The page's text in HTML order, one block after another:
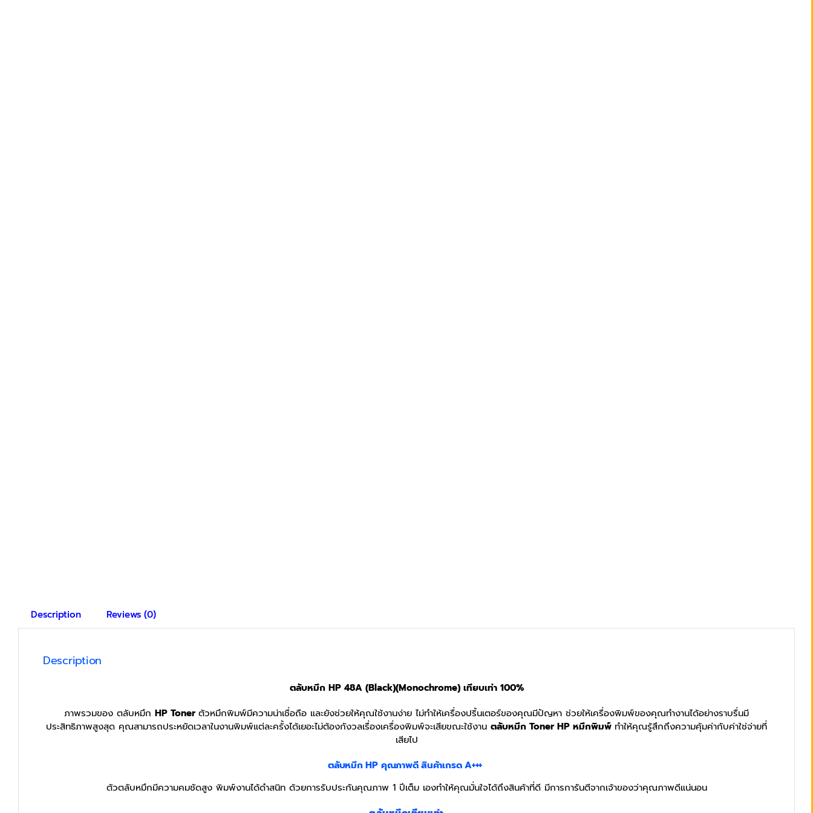
Description Reviews (0)
Description
ตลับหมึก HP 48A (Black)(Monochrome) เทียบเท่า 100%
ภาพรวมของ ตลับหมึก HP Tonerตัวหมึกพิมพ์มีความน่าเชื่อถือ และยังช่วยให้คุณใช้งานง่าย ไม่ทำให้เครื่องปริ้นเตอร์ของคุณมีปัญหา ช่วยให้เครื่องพิมพ์ของคุณทำงานได้อย่างราบรื่นมี
ประสิทธิภาพสูงสุด คุณสามารถประหยัดเวลาในงานพิมพ์แต่ละครั้งได้เยอะไม่ต้องกังวลเรื่องเครื่องพิมพ์จะเสียขณะใช้งาน ตลับหมึก Toner HP หมึกพิมพ์ ทำให้คุณรู้สึกถึงความคุ้มค่ากับค่าใช่จ่ายที่
เสียไป
ตลับหมึก HPคุณภาพดี สินค้าเกรด A+++
ตัวตลับหมึกมีความคมชัดสูง พิมพ์งานได้ดำสนิท ด้วยการรับประกันคุณภาพ 1 ปีเต็ม เองทำให้คุณมั่นใจได้ถึงสินค้าที่ดี มีการการันตีจากเจ้าของว่าคุณภาพดีแน่นอน